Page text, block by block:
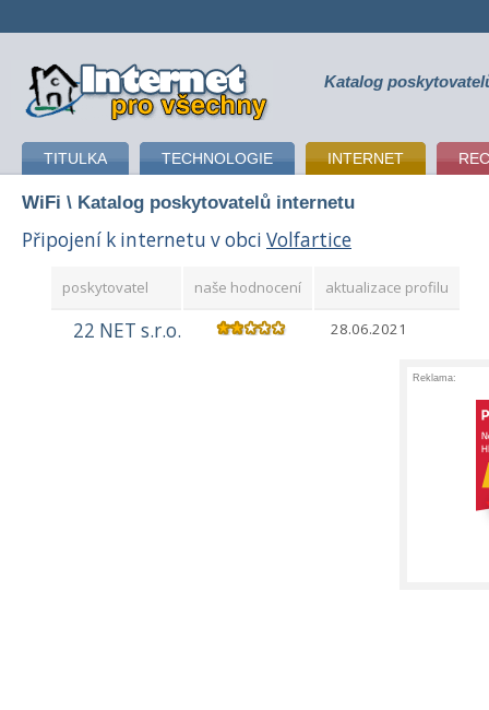
připojení k internetu Katalog
TITULKA TECHNOLOGIE INTERNET
WiFi \ Katalog poskytovatelů internetu
Připojení k internetu v obci Volfartice
poskytovatel naše hodnocení aktualizace profilu
22 NET s.r.o. 28.06.2021
Reklama: